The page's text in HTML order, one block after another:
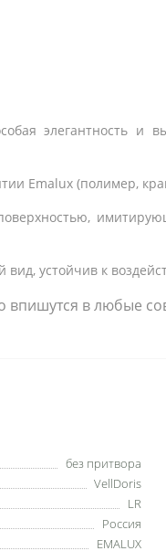
элегантность и
Emalux (полимер,
устойчив к
впишутся в любые
без притвора
VellDoris
LR
Россия
EMALUX